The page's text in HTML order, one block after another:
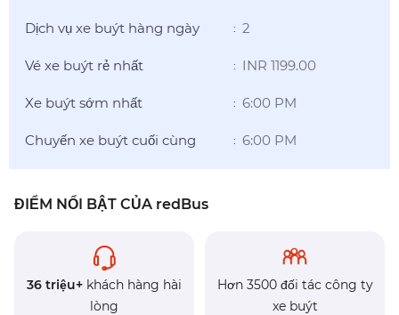
Dịch vụ xe buýt hàng ngày : 2
Vé xe buýt rẻ nhất : INR 1199.00
Xe buýt sớm nhất : 6:00 PM
Chuyến xe buýt cuối cùng : 6:00 PM
ĐIỂM NỔI BẬT CỦA redBus
36 triệu+ khách hàng hài
lòng
Hơn 3500 đối tác công ty
xe buýt